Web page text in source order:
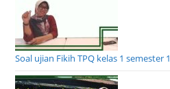
Soal ujian Fikih TPQ kelas 1 semester 1